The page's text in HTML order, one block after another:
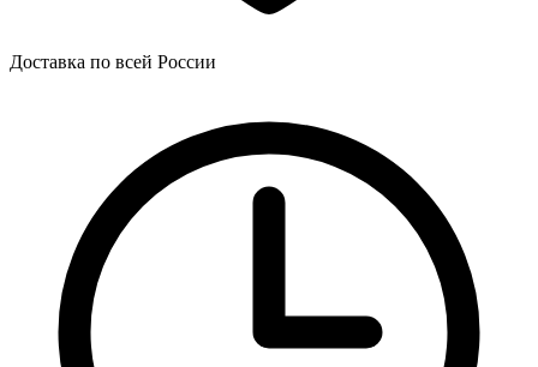
Доставка по всей России